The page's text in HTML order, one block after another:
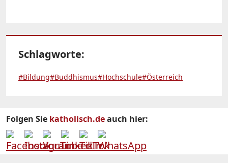
Schlagworte:
#Bildung#Buddhismus#Hochschule#Österreich
Folgen Sie katholisch.deauch hier: